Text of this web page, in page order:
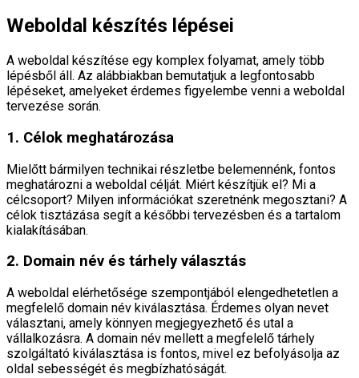
Weboldal készítés lépései
A weboldal készítése egy komplex folyamat, amely több
lépésből áll. Az alábbiakban bemutatjuk a legfontosabb
lépéseket, amelyeket érdemes figyelembe venni a weboldal
tervezése során.
1. Célok meghatározása
Mielőtt bármilyen technikai részletbe belemennénk, fontos
meghatározni a weboldal célját. Miért készítjük el? Mi a
célcsoport? Milyen információkat szeretnénk megosztani? A
célok tisztázása segít a későbbi tervezésben és a tartalom
kialakításában.
2. Domain név és tárhely választás
A weboldal elérhetősége szempontjából elengedhetetlen a
megfelelő domain név kiválasztása. Érdemes olyan nevet
választani, amely könnyen megjegyezhető és utal a
vállalkozásra. A domain név mellett a megfelelő tárhely
szolgáltató kiválasztása is fontos, mivel ez befolyásolja az
oldal sebességét és megbízhatóságát.